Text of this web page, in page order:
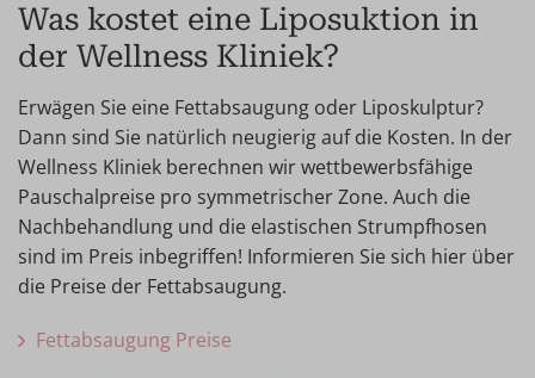
Was kostet eine Liposuktion in
der Wellness Kliniek?
Erwägen Sie eine Fettabsaugung oder Liposkulptur?
Dann sind Sie natürlich neugierig auf die Kosten. In der
Wellness Kliniek berechnen wir wettbewerbsfähige
Pauschalpreise pro symmetrischer Zone. Auch die
Nachbehandlung und die elastischen Strumpfhosen
sind im Preis inbegriffen! Informieren Sie sich hier über
die Preise der Fettabsaugung.
Fettabsaugung Preise